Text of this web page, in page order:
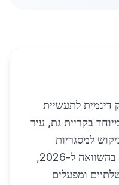
שוק דינמית לתעשיית
בקריית גת, עיר
למסגריות
מקצועיות לבנייה גדל ב-18% בהשוואה ל-2026,
ומפעלים